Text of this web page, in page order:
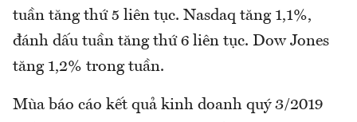
tuần tăng thứ 5 liên tục. Nasdaq tăng 1,1%,
đánh dấu tuần tăng thứ 6 liên tục. Dow Jones
tăng 1,2% trong tuần.
Mùa báo cáo kết quả kinh doanh quý 3/2019